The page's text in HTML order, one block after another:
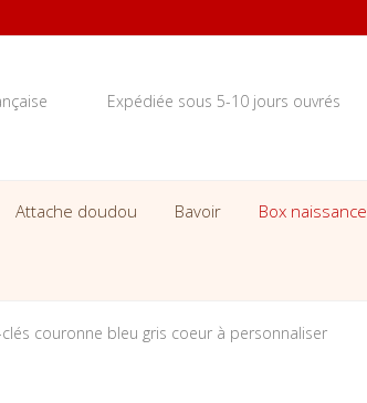
Expédiée sous 5-10 jours ouvrés
Attache doudou Bavoir Box naissance
couronne bleu gris coeur à personnaliser